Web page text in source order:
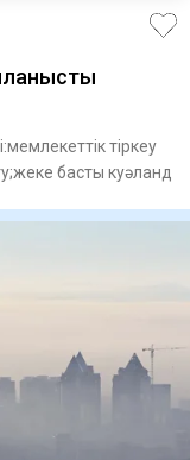
тіркеу
басты куәланд